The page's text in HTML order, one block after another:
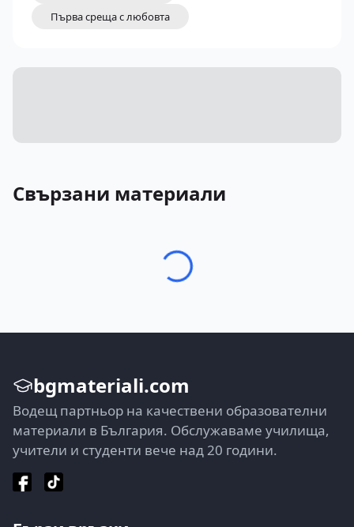
Първа среща с любовта
Свързани материали
bgmateriali.com
Водещ партньор на качествени образователни
материали в България. Обслужаваме училища,
учители и студенти вече над 20 години.